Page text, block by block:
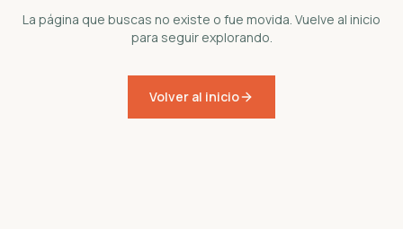
La página que buscas no existe o fue movida. Vuelve al inicio
para seguir explorando.
Volver al inicio